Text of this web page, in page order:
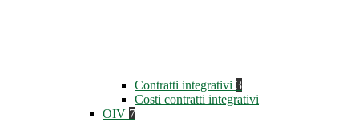
Contratti integrativi 3
Costi contratti integrativi
OIV 7